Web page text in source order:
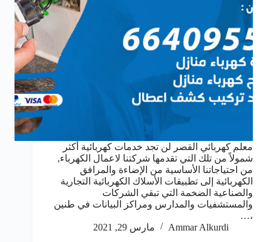
معلم كهربائي القصر لن تجد خدمات كهربائية أكثر
شمولاً من تلك التي تقدمها شركتنا لاعمال الكهرباء,
من احتياجاتنا الأساسية من الإضاءة والمرافق
الكهربائية إلى تطبيقات الأسلاك الكهربائية التجارية
والصناعية الضخمة التي تبقي الشركات
والمستشفيات والمدارس ومراكز البيانات في طنين
،…
Ammar Alkurdi
مارس 29, 2021